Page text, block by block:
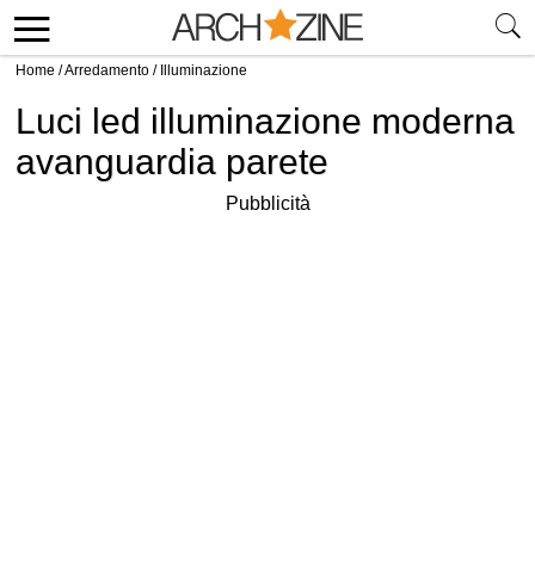
Home /Arredamento / Illuminazione
Luci led illuminazione moderna
avanguardia parete
Pubblicità